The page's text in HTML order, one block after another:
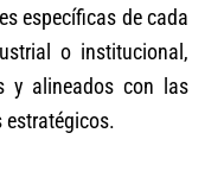
específicas de cada
o institucional,
y alineados con las
estratégicos.